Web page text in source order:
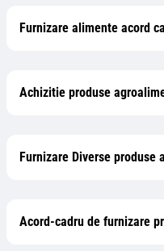
Furnizare alimente acord
Achizitie produse
Furnizare Diverse produse
Acord-cadru de furnizare